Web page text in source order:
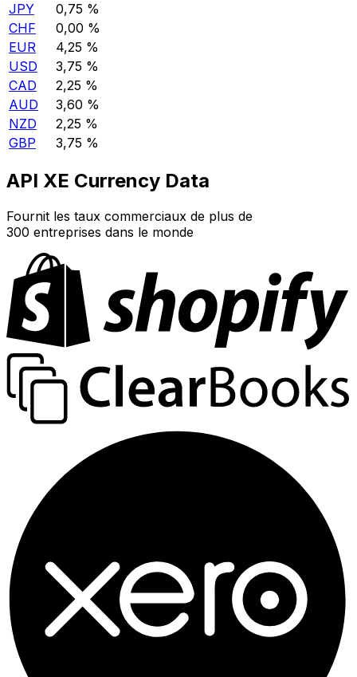
JPY
0,75 %
CHF
0,00 %
EUR
4,25 %
USD
3,75 %
CAD
2,25 %
AUD
3,60 %
NZD
2,25 %
GBP
3,75 %
API XE Currency Data
Fournit les taux commerciaux de plus de
300 entreprises dans le monde